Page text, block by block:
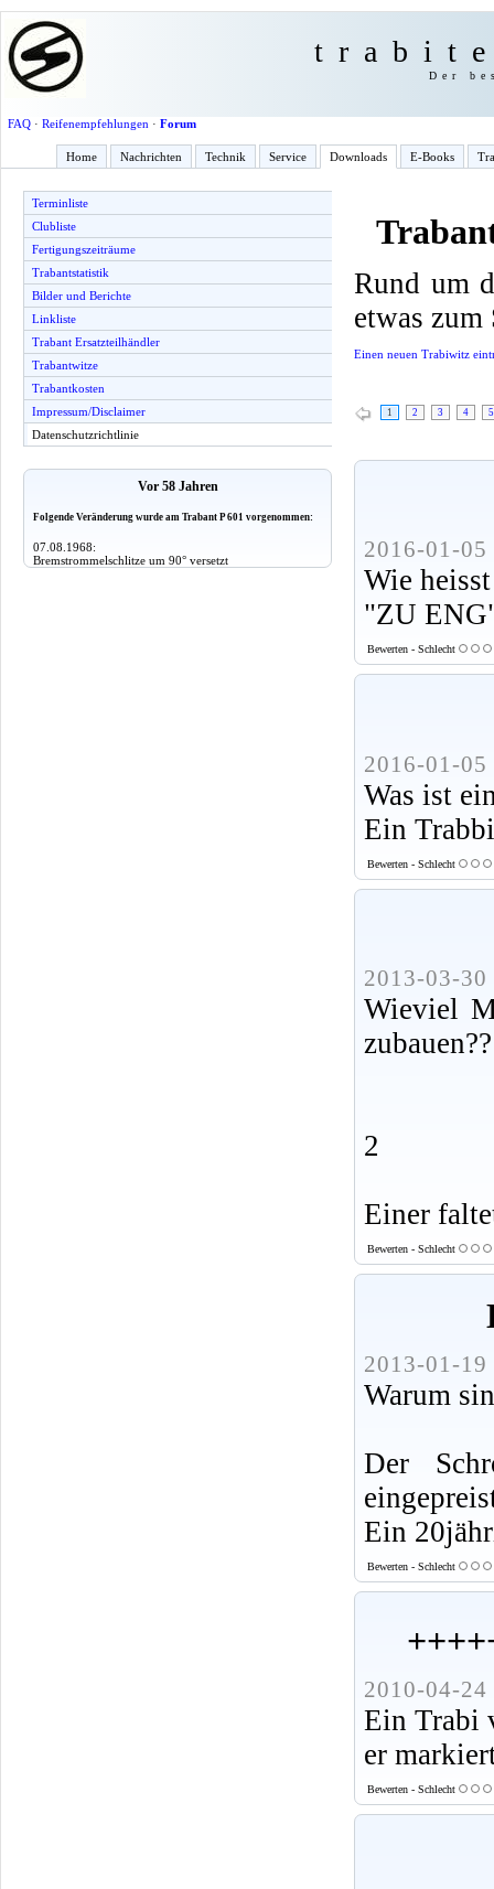
Der
FAQ· Reifenempfehlungen · Forum
Home Nachrichten Technik Service Downloads E-Books
Terminliste
Clubliste
Fertigungszeiträume
Trabantstatistik
Bilder und Berichte
Linkliste
Trabant Ersatzteilhändler
Trabantwitze
Trabantkosten
Impressum/Disclaimer
Datenschutzrichtlinie
Vor 58 Jahren
Folgende Veränderung wurde am Trabant P 601 vorgenommen:
07.08.1968:
Bremstrommelschlitze um 90° versetzt
Rund um
etwas zum
Einen neuen Trabiwitz
1 2 3 4 5
2016-01-05
Wie
"ZU
Bewerten - Schlecht
2016-01-05
Was ist
Ein
Bewerten - Schlecht
2013-03-30
Wieviel
zubauen??
2
Einer
Bewerten - Schlecht
2013-01-19
Warum
Der
Ein
Bewerten - Schlecht
2010-04-24
Ein Trabi
er
Bewerten - Schlecht